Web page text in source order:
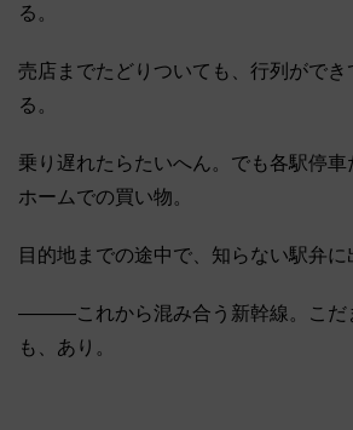
る。
売店までたどりついても、行列がで
る。
乗り遅れたらたいへん。でも各駅停車
ホームでの買い物。
目的地までの途中で、知らない駅弁に
―――これから混み合う新幹線。こだ
も、あり。